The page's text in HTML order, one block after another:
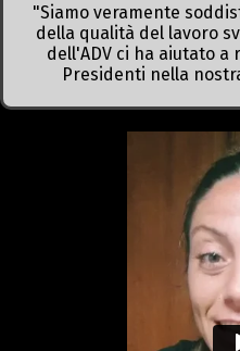
"Siamo veramente
della qualità del lavoro
dell'ADV ci ha aiutato a
Presidenti nella